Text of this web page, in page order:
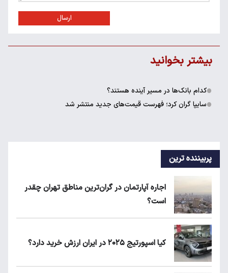
ارسال
بیشتر بخوانید
کدام بانک‌ها در مسیر آینده هستند؟
سایپا گران کرد؛ فهرست قیمت‌های جدید منتشر شد
پربیننده ترین
اجاره آپارتمان در گران‌ترین مناطق تهران چقدر
است؟
کیا اسپورتیج ۲۰۲۵ در ایران ارزش خرید دارد؟